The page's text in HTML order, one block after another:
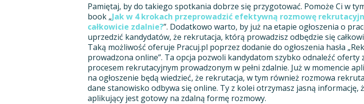
Pamiętaj, by do takiego spotkania dobrze się przygotować. Pomoże Ci w
book „Jak w 4 krokach przeprowadzić efektywną rozmowę
całkowicie zdalnie?”. Dodatkowo warto, by już na etapie ogłoszenia o
uprzedzić kandydatów, że rekrutacja, którą prowadzisz odbędzie się
Taką możliwość oferuje Pracuj.pl poprzez dodanie do ogłoszenia hasła
prowadzona online”. Ta opcja pozwoli kandydatom szybko odnaleźć oferty
procesem rekrutacyjnym prowadzonym w pełni zdalnie. Już w momencie
na ogłoszenie będą wiedzieć, że rekrutacja, w tym również rozmowa
dane stanowisko odbywa się online. Ty z kolei otrzymasz jasną informację,
aplikujący jest gotowy na zdalną formę rozmowy.